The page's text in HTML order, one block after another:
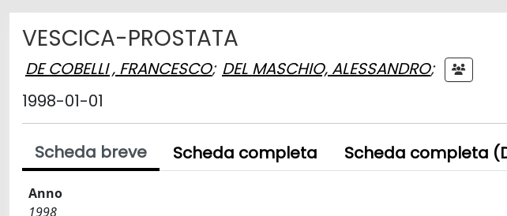
VESCICA-PROSTATA
DE COBELLI , FRANCESCO; DEL MASCHIO, ALESSANDRO;
1998-01-01
Scheda breve Scheda completa Scheda completa
Anno
1998